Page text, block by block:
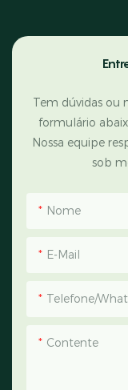
Tem dúvidas ou
formulário
Nossa equipe
sob
Nome
E-Mail
Telefone/
Contente